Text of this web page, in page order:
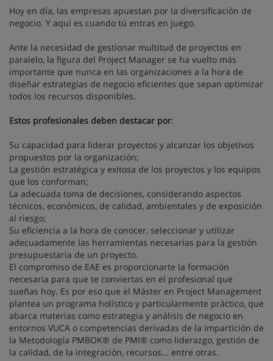
Hoy en día, las empresas apuestan por la diversificación de
negocio. Y aquí es cuando tú entras en juego.
Ante la necesidad de gestionar multitud de proyectos en
paralelo, la figura del Project Manager se ha vuelto más
importante que nunca en las organizaciones a la hora de
diseñar estrategias de negocio eficientes que sepan optimizar
todos los recursos disponibles.
Estos profesionales deben destacar por:
Su capacidad para liderar proyectos y alcanzar los objetivos
propuestos por la organización;
La gestión estratégica y exitosa de los proyectos y los equipos
que los conforman;
La adecuada toma de decisiones, considerando aspectos
técnicos, económicos, de calidad, ambientales y de exposición
al riesgo;
Su eficiencia a la hora de conocer, seleccionar y utilizar
adecuadamente las herramientas necesarias para la gestión
presupuestaria de un proyecto.
El compromiso de EAE es proporcionarte la formación
necesaria para que te conviertas en el profesional que
sueñas hoy. Es por eso que el Máster en Project Management
plantea un programa holístico y particularmente práctico, que
abarca materias como estrategia y análisis de negocio en
entornos VUCA o competencias derivadas de la impartición de
la Metodología PMBOK® de PMI® como liderazgo, gestión de
la calidad, de la integración, recursos... entre otras.